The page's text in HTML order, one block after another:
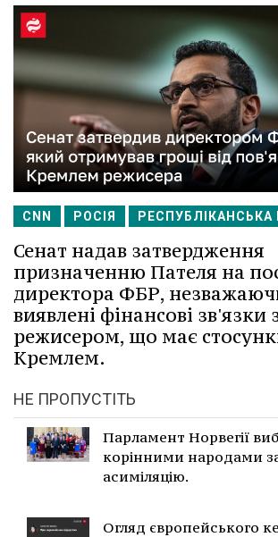
CNN РОСІЯ РЕСПУБЛІКАНСЬКА
Сенат надав затвердження
призначенню Пателя на
директора ФБР,
виявлені фінансові зв'язки
режисером, що має
Кремлем.
НЕ ПРОПУСТІТЬ
Парламент Норвегії
корінними народами
асиміляцію.
Огляд європейського